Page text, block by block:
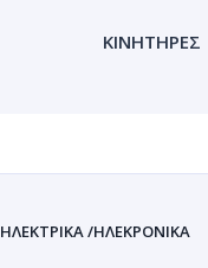
ΚΙΝΗΤΗΡΕΣ
ΗΛΕΚΤΡΙΚΑ /ΗΛΕΚΡΟΝΙΚΑ